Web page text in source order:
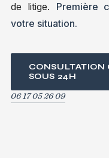
de litige. Première
votre situation.
CONSULTATION
SOUS 24H
06 17 05 26 09